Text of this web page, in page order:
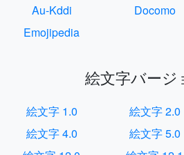
Au-Kddi
Docomo
Emojipedia
絵文字バージ
絵文字 1.0 絵文字 2.0
絵文字 4.0
絵文字 5.0